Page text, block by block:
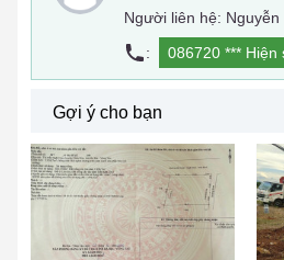
Người liên hệ: Nguyễn
:
086720 *** Hiện
Gợi ý cho bạn